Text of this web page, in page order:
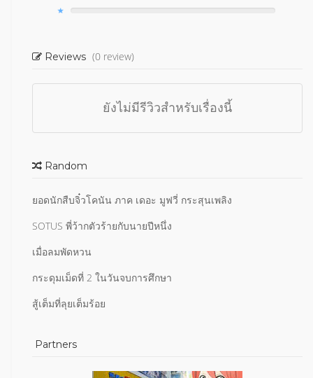
Reviews (0 review)
ยังไม่มีรีวิวสำหรับเรื่องนี้
Random
ยอดนักสืบจิ๋วโคนัน ภาค เดอะ มูฟวี่ กระสุนเพลิง
SOTUS พี่ว้ากตัวร้ายกับนายปีหนึ่ง
เมื่อลมพัดหวน
กระดุมเม็ดที่ 2 ในวันจบการศึกษา
สู้เต็มที่ลุยเต็มร้อย
Partners